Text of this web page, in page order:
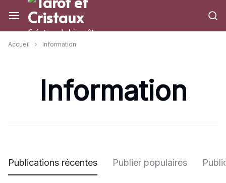
à/au
contenuCréateur de bien-être
Accueil Information
Information
Publications récentes Publier populaires